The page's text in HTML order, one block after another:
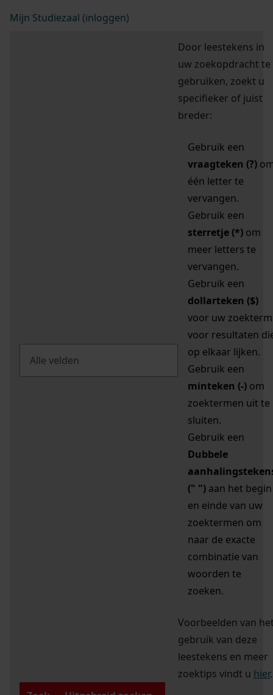
Mijn Studiezaal (inloggen)
Door leestekens in
uw zoekopdracht te
gebruiken, zoekt u
specifieker of juist
breder:
Gebruik een
vraagteken (?)
één letter te
vervangen.
Gebruik een
sterretje (*) om
meer letters te
vervangen.
Gebruik een
dollarteken ($)
voor uw zoekterm
voor resultaten
op elkaar lijken.
Gebruik een
minteken (-) om
zoektermen uit te
sluiten.
Gebruik een
Dubbele
(" ") aan het begin
en einde van uw
zoektermen om
naar de exacte
combinatie van
woorden te
zoeken.
Voorbeelden van
gebruik van deze
leestekens en meer
zoektips vindt u hier.